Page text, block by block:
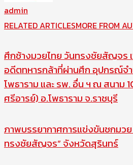
admin
RELATED ARTICLESMORE FROM
ศึกช้างมวยไทย วันทรงชัยสัญจร
อดีตทหารกล้าที่ผ่านศึก อุปกรณ์จำ
โพธาราม และ รพ. อื่น ฯ ณ สนาม
ศรีอารย์) อ.โพธาราม จ.ราชบุรี
ภาพบรรยากาศการแข่งขันชกมว
ทรงชัยสัญจร” จังหวัดสุรินทร์